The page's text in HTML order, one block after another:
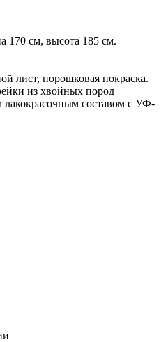
170 см, высота 185 см.
лист, порошковая покраска.
из хвойных пород
составом с УФ-